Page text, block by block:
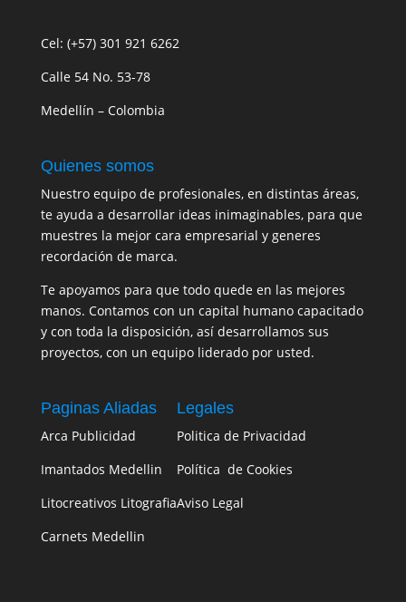
Cel: (+57) 301 921 6262
Calle 54 No. 53-78
Medellín – Colombia
Quienes somos
Nuestro equipo de profesionales, en distintas áreas,
te ayuda a desarrollar ideas inimaginables, para que
muestres la mejor cara empresarial y generes
recordación de marca.
Te apoyamos para que todo quede en las mejores
manos. Contamos con un capital humano capacitado
y con toda la disposición, así desarrollamos sus
proyectos, con un equipo liderado por usted.
Paginas Aliadas
Arca Publicidad
Imantados Medellin
Litocreativos Litografia
Carnets Medellin
Legales
Politica de Privacidad
Política de Cookies
Aviso Legal